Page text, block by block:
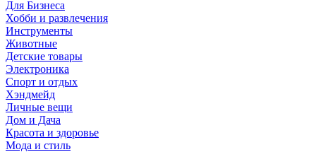
Для Бизнеса
Хобби и развлечения
Инструменты
Животные
Детские товары
Электроника
Спорт и отдых
Хэндмейд
Личные вещи
Дом и Дача
Красота и здоровье
Мода и стиль